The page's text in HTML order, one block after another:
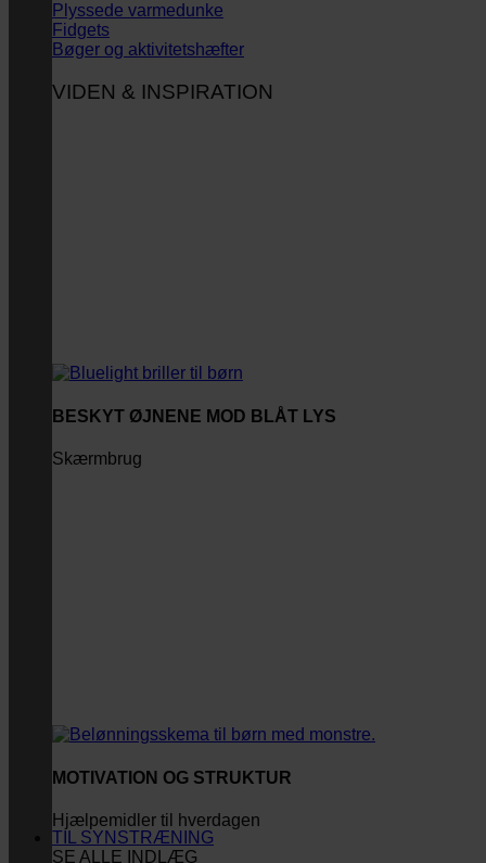
Plyssede varmedunke
Fidgets
Bøger og aktivitetshæfter
VIDEN & INSPIRATION
BESKYT ØJNENE MOD BLÅT LYS
Skærmbrug
MOTIVATION OG STRUKTUR
Hjælpemidler til hverdagen
SE ALLE INDLÆG
TIL SYNSTRÆNING